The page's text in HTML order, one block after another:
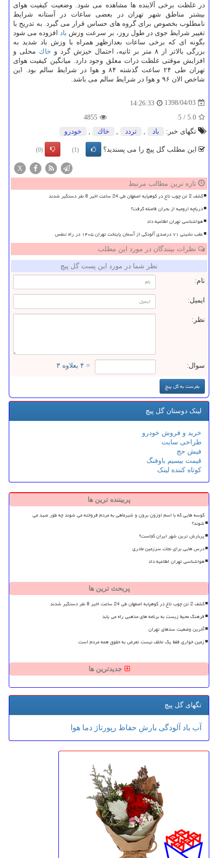
در غلظت برخی آلاینده ها مشاهده می شود. وضعیت كیفیت هوای
بیشتر مناطق شهر تهران در بعضی ساعات در آستانه شرایط
نامطلوب بخصوص برای گروه های حساس قرار می گیرد. به تدریج با
تغییر شرایط جوی در طول روز، بر سرعت وزش باد
افزوده می شود
بگونه ای كه برخی ساعات بعدازظهر همراه با وزش باد شدید به
بزرگی بالاتر از ۸ متر بر ثانیه، احتمال خیزش گرد و
خاك محلی و
افزایش موقتی غلظت ذرات معلق وجود دارد. میانگین كیفیت هوای
تهران طی ۲۴ ساعت گذشته ۸۴ و هوا در شرایط سالم بود. این
شاخص الان ۹۶ و هوا در شرایط سالم می باشد.
1398/04/03
14:26:33
5.0
/
5
4855
تگهای خبر:
باد , تردد , خاك , خودرو
این مطلب گل پیچ را می پسندید؟ (1)
(0)
X
تازه ترین مطالب مرتبط
کشف 2 تن چوب تاغ در کوهپایه اصفهان طی 24 ساعت اخیر 8 نفر دستگیر شدند
دریاچه ارومیه از بحران فاصله گرفت؟
هواشناسی تهران اطلاعیه داد
عقب نشینی ۷۱ درصدی آلودگی از آسمان پایتخت تهران ۱۴۰۵ در راه تنفس
نظرات بینندگان در مورد این مطلب
نظر شما در مورد این پست گل پیچ
نام:
ایمیل:
نظر:
سوال: = ۴ بعلاوه ۳
لینک دوستان گل پیچ
خرید و فروش خودرو
طراحی سایت
فیش حج
قیمت بیسیم باوفنگ
کوتاه کننده لینک
پربیننده ترین ها
کوسه هایی که با اسم اوزون برون و شیرماهی به مردم فروخته می شوند چه طور صید می
شوند؟
پربارش ترین شهر ایران کجاست؟
درس هایی برای نجات سرزمین مادری
هواشناسی تهران اطلاعیه داد
پربحث ترین ها
کشف 2 تن چوب تاغ در کوهپایه اصفهان طی 24 ساعت اخیر 8 نفر دستگیر شدند
فرهنگ محیط زیست به برنامه های مذهبی راه می یابد
آخرین وضعیت سدهای تهران
زمین خواری فقط یک تخلف نیست تعرض به حقوق همه مردم است
جدیدترین ها
تگهای گل پیچ
آب باد آلودگی بارش حفاظ رپورتاژ دما هوا